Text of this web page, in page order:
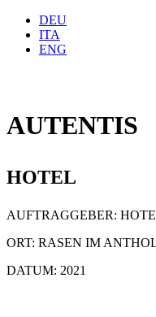
DEU
ITA
ENG
AUTENTIS
HOTEL
AUFTRAGGEBER:
ORT: RASEN IM
DATUM: 2021